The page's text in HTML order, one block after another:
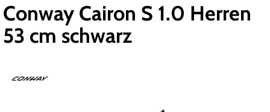
Conway Cairon S 1.0 Herren
53 cm schwarz